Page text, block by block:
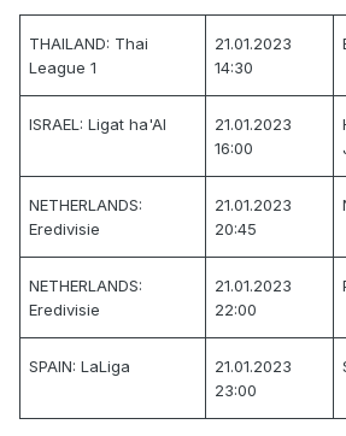
18.01.2023 16:00
2,46
18.01.2023 16:00
THAILAND: Thai
League 1
21.01.2023
14:30
ISRAEL: Ligat ha'Al
21.01.2023
16:00
NETHERLANDS:
Eredivisie
21.01.2023
20:45
NETHERLANDS:
Eredivisie
21.01.2023
22:00
SPAIN: LaLiga
21.01.2023
23:00